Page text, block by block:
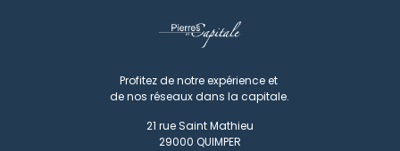
Profitez de notre expérience et
de nos réseaux dans la capitale.
21 rue Saint Mathieu
29000 QUIMPER